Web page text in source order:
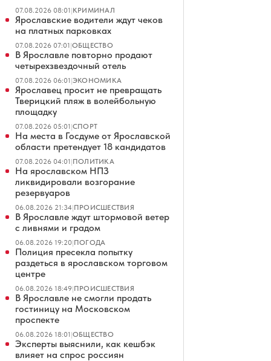
07.08.2026 08:01|КРИМИНАЛ
Ярославские водители ждут чеков
на платных парковках
07.08.2026 07:01|ОБЩЕСТВО
В Ярославле повторно продают
четырехзвездочный отель
07.08.2026 06:01|ЭКОНОМИКА
Ярославец просит не превращать
Тверицкий пляж в волейбольную
площадку
07.08.2026 05:01|СПОРТ
На места в Госдуме от Ярославской
области претендует 18 кандидатов
07.08.2026 04:01|ПОЛИТИКА
На ярославском НПЗ
ликвидировали возгорание
резервуаров
06.08.2026 21:34|ПРОИСШЕСТВИЯ
В Ярославле ждут штормовой ветер
с ливнями и градом
06.08.2026 19:20|ПОГОДА
Полиция пресекла попытку
раздеться в ярославском торговом
центре
06.08.2026 18:49|ПРОИСШЕСТВИЯ
В Ярославле не смогли продать
гостиницу на Московском
проспекте
06.08.2026 18:01|ОБЩЕСТВО
Эксперты выяснили, как кешбэк
влияет на спрос россиян